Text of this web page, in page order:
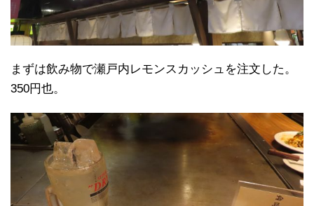
まずは飲み物で瀬戸内レモンスカッシュを注文した。
350円也。